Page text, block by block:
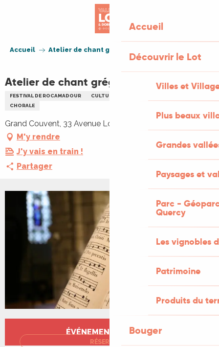
Accueil
Découvrir le Lot
Villes et
Plus beaux
Grandes
Paysages et
Parc -
Quercy
Les vignobles
Patrimoine
Produits du
Bouger
Accueil Atelier de chant grégorien
Atelier de chant grégorien
FESTIVAL DE ROCAMADOUR CULTURELLE
CHORALE
Grand Couvent, 33 Avenue Louis Mazet, 46500 Gramat
M'y rendre
J'y vais en train !
Partager
Ouverture et coordonnées
ÉVÉNEMENT TERMINÉ
RÉSERVER